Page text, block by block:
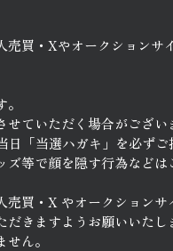
買・Xやオークションサ
ていただく場合がござい
「当選ハガキ」を必ずご
等で顔を隠す行為など
買・X やオークション
きますようお願いいたし
ん。